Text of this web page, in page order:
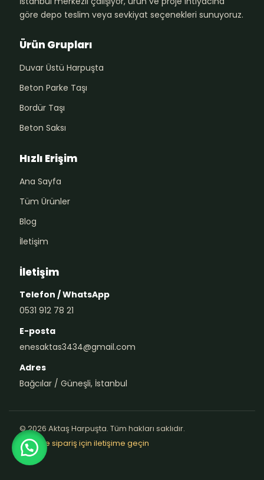
göre depo teslim veya sevkiyat seçenekleri sunuyoruz.
Ürün Grupları
Duvar Üstü Harpuşta
Beton Parke Taşı
Bordür Taşı
Beton Saksı
Hızlı Erişim
Ana Sayfa
Tüm Ürünler
Blog
İletişim
İletişim
Telefon / WhatsApp
0531 912 78 21
E-posta
enesaktas3434@gmail.com
Adres
Bağcılar / Güneşli, İstanbul
© 2026 Aktaş Harpuşta. Tüm hakları saklıdır.
Teklif ve sipariş için iletişime geçin